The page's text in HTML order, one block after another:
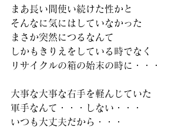
まあ長い間使い続けた性かと
そんなに気にはしていなかった
まさか突然につるなんて
しかもきりえをしている時でなく
リサイクルの箱の始末の時に・・・
大事な大事な右手を軽んじていた
軍手なんて・・・しない・・・
いつも大丈夫だから・・・